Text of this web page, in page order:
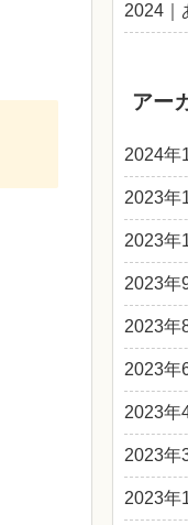
2024｜
アー
2024年
2023年
2023年
2023年
2023年
2023年
2023年
2023年
2023年